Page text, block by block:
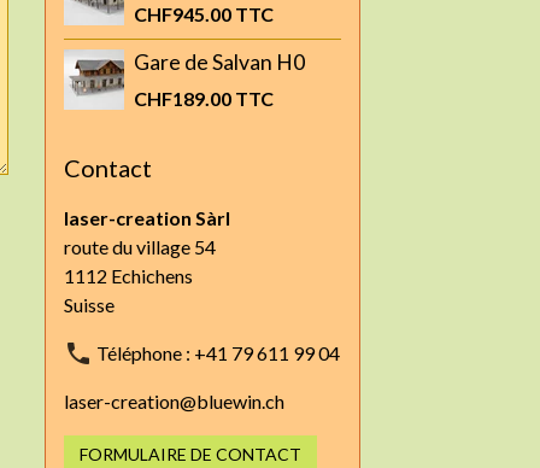
CHF945.00 TTC
Gare de Salvan H0
CHF189.00 TTC
Contact
laser-creation Sàrl
route du village 54
1112 Echichens
Suisse
Téléphone : +41 79 611 99 04
laser-creation@bluewin.ch
FORMULAIRE DE CONTACT